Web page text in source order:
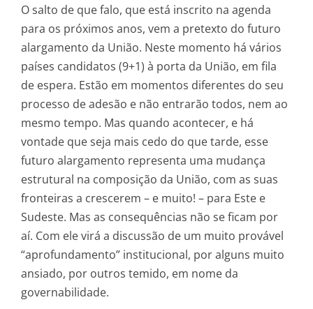
O salto de que falo, que está inscrito na agenda
para os próximos anos, vem a pretexto do futuro
alargamento da União. Neste momento há vários
países candidatos (9+1) à porta da União, em fila
de espera. Estão em momentos diferentes do seu
processo de adesão e não entrarão todos, nem ao
mesmo tempo. Mas quando acontecer, e há
vontade que seja mais cedo do que tarde, esse
futuro alargamento representa uma mudança
estrutural na composição da União, com as suas
fronteiras a crescerem – e muito! – para Este e
Sudeste. Mas as consequências não se ficam por
aí. Com ele virá a discussão de um muito provável
“aprofundamento” institucional, por alguns muito
ansiado, por outros temido, em nome da
governabilidade.